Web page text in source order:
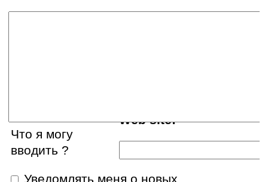
Web site:
Что я могу
вводить ?